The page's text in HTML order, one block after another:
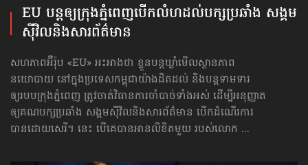
EU បន្ត​ឲ្យ​ក្រុង​ភ្នំពេញ​បើក​លំហ​ដល់​បក្ស​ប្រឆាំង សង្គម
ស៊ីវិល​និង​សារព័ត៌មាន
សហភាពអ៊ឺរ៉ុប «EU» អះអាងថា ខ្លួនបន្តឃ្លាំមើលស្ថានភាព
នយោបាយ នៅក្នុងប្រទេសកម្ពុជាយ៉ាងដិតដល់ និងបន្តទាមទារ
ឲ្យរបបក្រុងភ្នំពេញ ត្រូវចាត់វិធានការចាំបាច់ទាំងអស់ ដើម្បីអនុញ្ញាត
ឲ្យគណបក្សប្រឆាំង សង្គមស៊ីវិល​និង​សារព័ត៌មាន បើកដំណើរការ
បានដោយសេរី។ នេះ បើគេបានអានលិខិតមួយ របស់លោក ...